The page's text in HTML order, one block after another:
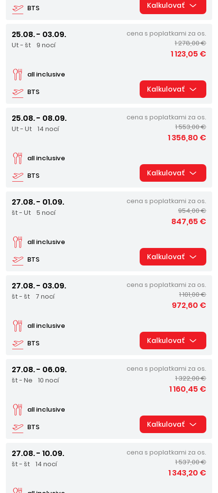
BTS Kalkulovať
25.08. - 03.09.
Ut - št 9 nocí
BTS
all inclusive
cena s poplatkami za os.
1 278,00 €
1 123,05 €
Kalkulovať
25.08. - 08.09.
Ut - Ut 14 nocí
BTS
all inclusive
cena s poplatkami za os.
1 553,00 €
1 356,80 €
Kalkulovať
27.08. - 01.09.
št - Ut 5 nocí
BTS
all inclusive
cena s poplatkami za os.
954,00 €
847,65 €
Kalkulovať
27.08. - 03.09.
št - št 7 nocí
BTS
all inclusive
cena s poplatkami za os.
1 101,00 €
972,60 €
Kalkulovať
27.08. - 06.09.
št - Ne 10 nocí
BTS
all inclusive
cena s poplatkami za os.
1 322,00 €
1 160,45 €
Kalkulovať
27.08. - 10.09.
št - št 14 nocí
cena s poplatkami za os.
1 537,00 €
1 343,20 €